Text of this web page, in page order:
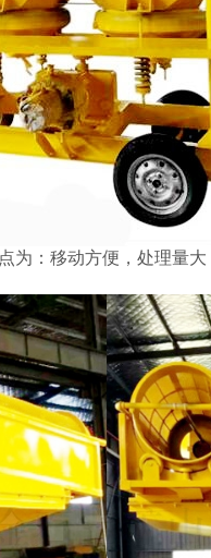
为：移动方便，处理量